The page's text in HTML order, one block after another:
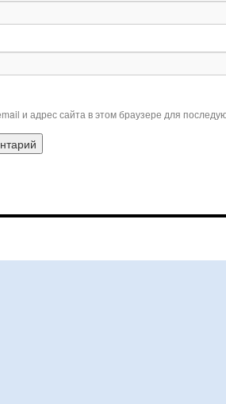
и адрес сайта в этом браузере для